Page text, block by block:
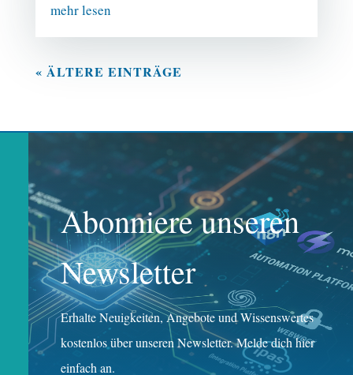
mehr lesen
« ÄLTERE EINTRÄGE
Abonniere unseren
Newsletter
Erhalte Neuigkeiten, Angebote und Wissenswertes
kostenlos über unseren Newsletter. Melde dich hier
einfach an.